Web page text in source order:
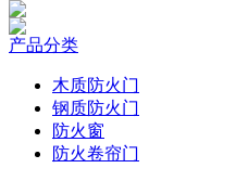
产品分类
木质防火门
钢质防火门
防火窗
防火卷帘门